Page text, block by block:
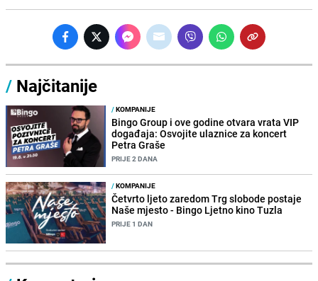
/ Najčitanije
/KOMPANIJE
Bingo Group i ove godine otvara vrata VIP
događaja: Osvojite ulaznice za koncert
Petra Graše
PRIJE 2 DANA
/KOMPANIJE
Četvrto ljeto zaredom Trg slobode postaje
Naše mjesto - Bingo Ljetno kino Tuzla
PRIJE 1 DAN